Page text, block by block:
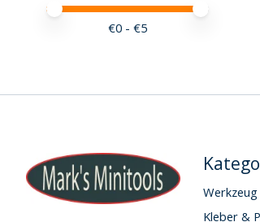
Preis – Mindestwert
Price maximum value
€0 - €5
Werkzeug
Kleber &